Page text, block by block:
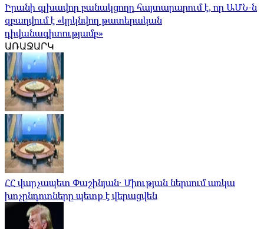
Իրանի գլխավոր բանակցողը հայտարարում է, որ ԱՄՆ-ն
զբաղվում է «կրկնվող թատերական
դիվանագիտությամբ»
ԱՌԱՋԱՐԿ
ՀՀ վարչապետ Փաշինյան․ Միության ներսում առկա
խոչընդոտները պետք է վերացվեն